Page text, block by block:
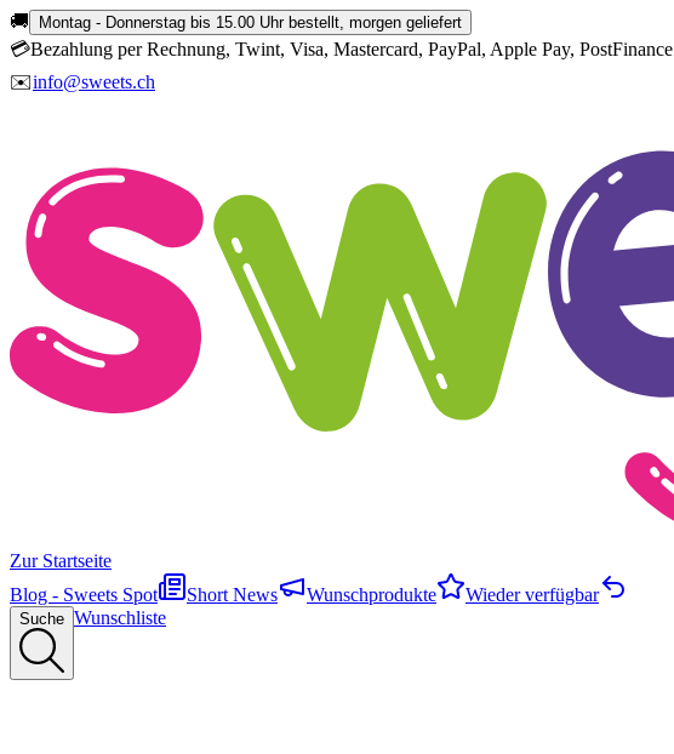
🚚 Montag - Donnerstag bis 15.00 Uhr bestellt, morgen geliefert
💳Bezahlung per Rechnung, Twint, Visa, Mastercard, PayPal, Apple Pay, PostFinance
✉️info@sweets.ch
Zur Startseite
Blog - Sweets Spot
Short News Wunschprodukte Wieder verfügbar
Suche Wunschliste